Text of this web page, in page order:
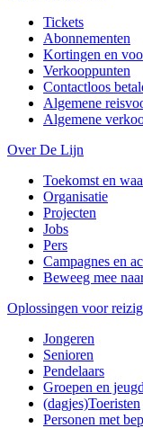
Tickets
Abonnementen
Kortingen en
Verkooppunten
Contactloos
Algemene
Algemene
Over De Lijn
Toekomst en
Organisatie
Projecten
Jobs
Pers
Campagnes en
Beweeg mee
Oplossingen voor
Jongeren
Senioren
Pendelaars
Groepen en
(dagjes)Toeristen
Personen met